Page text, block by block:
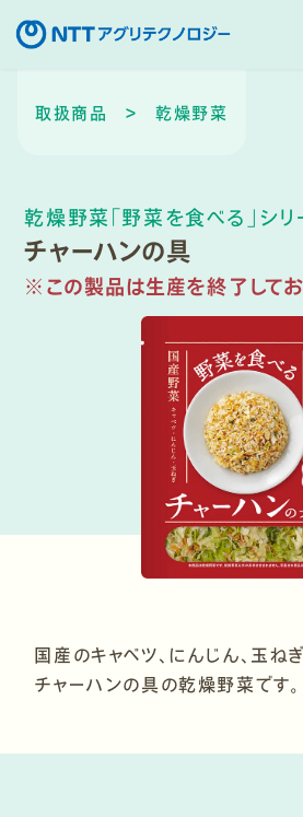
取扱商品 ＞ 乾燥野菜
乾燥野菜「野菜を食べる」シリ
チャーハンの具
※この製品は生産を終了してお
国産のキャベツ、にんじん、玉ね
チャーハンの具の乾燥野菜です。